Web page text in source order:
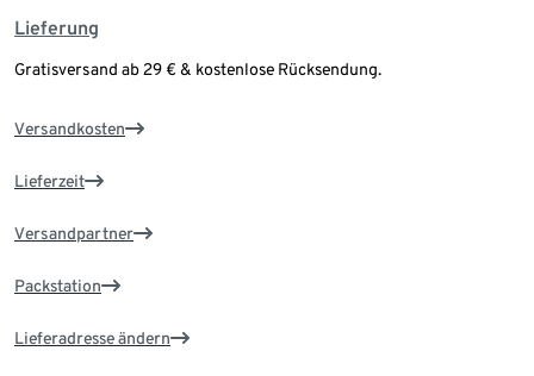
Lieferung
Gratisversand ab 29 € & kostenlose Rücksendung.
Versandkosten
Lieferzeit
Versandpartner
Packstation
Lieferadresse ändern